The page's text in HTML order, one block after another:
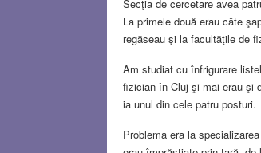
Secţia de cercetare avea
La primele două erau câte
regăseau şi la facultăţile de
Am studiat cu înfrigurare
fizician în Cluj şi mai erau şi
ia unul din cele patru posturi.
Problema era la